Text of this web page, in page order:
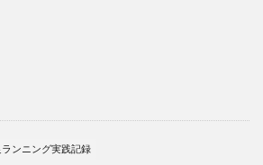
ランニング実践記録